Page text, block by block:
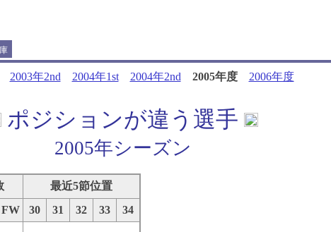
2003年2nd 2004年1st 2004年2nd 2005年度 2006年度
ポジションが違う選手
2005年シーズン
最近5節位置
FW 30 31 32 33
34